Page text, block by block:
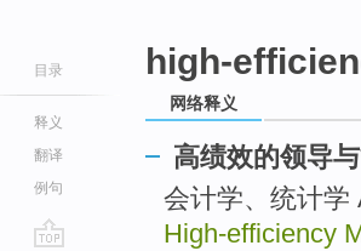
目录
释义
翻译
例句
high-
网络释义
高绩效的领导
会计学、统计
High-efficiency